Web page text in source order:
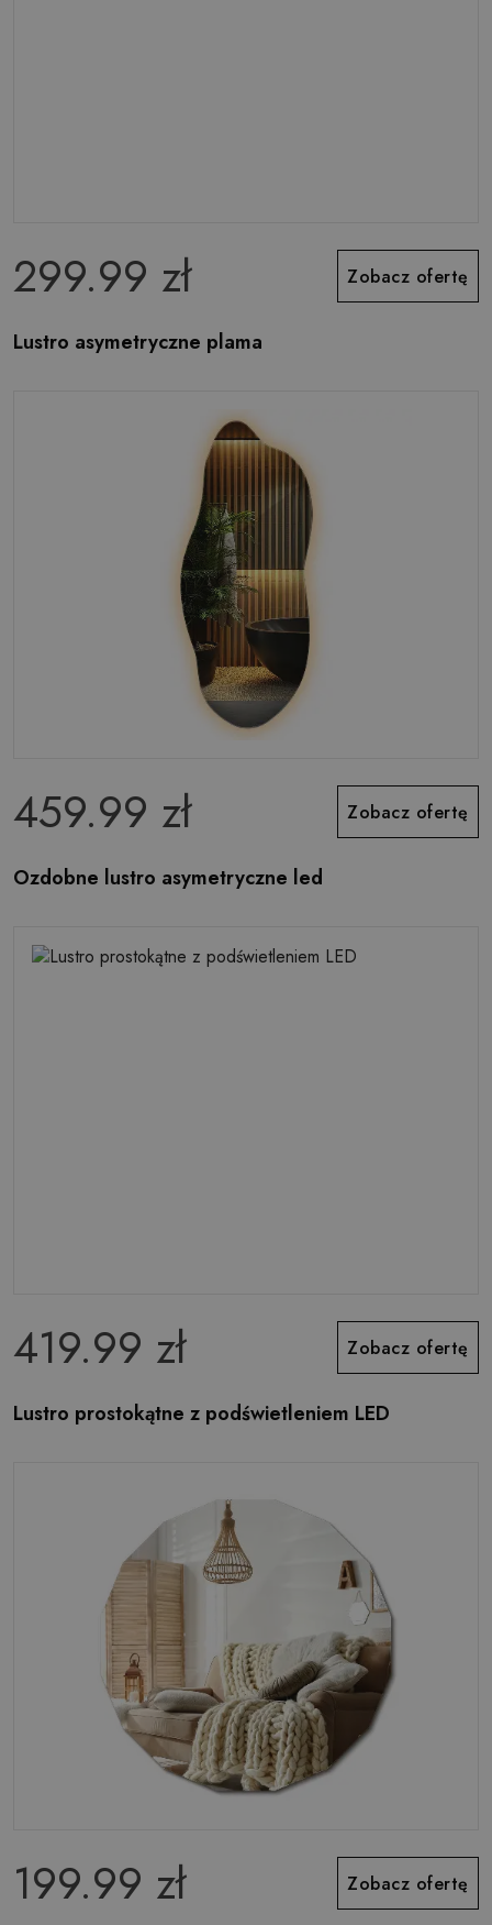
299.99 zł Zobacz ofertę
Lustro asymetryczne plama
459.99 zł Zobacz ofertę
Ozdobne lustro asymetryczne led
419.99 zł Zobacz ofertę
Lustro prostokątne z podświetleniem LED
199.99 zł Zobacz ofertę